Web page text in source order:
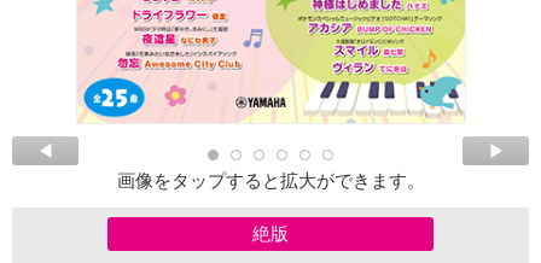
画像をタップすると拡大ができます。
絶版